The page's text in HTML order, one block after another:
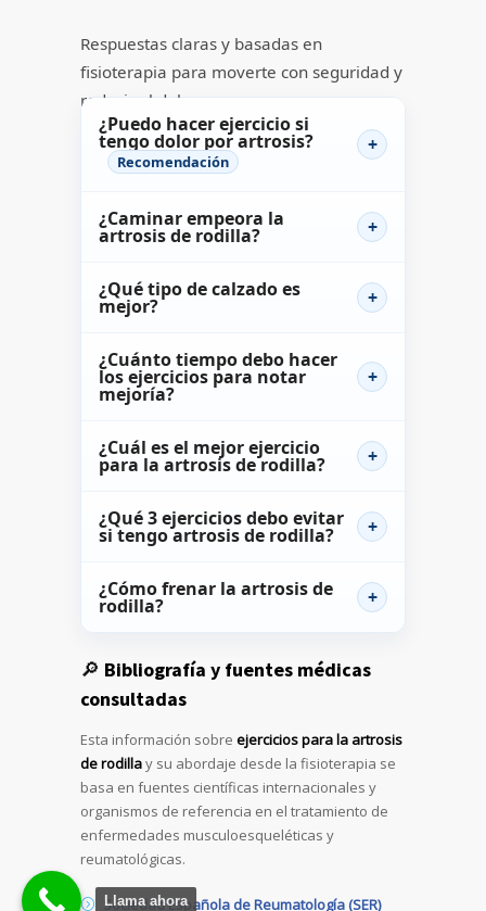
Respuestas claras y basadas en
fisioterapia para moverte con seguridad y
reducir el dolor.
¿Puedo hacer ejercicio si
tengo dolor por artrosis?
Recomendación
¿Caminar empeora la
artrosis de rodilla?
¿Qué tipo de calzado es
mejor?
¿Cuánto tiempo debo hacer
los ejercicios para notar
mejoría?
¿Cuál es el mejor ejercicio
para la artrosis de rodilla?
¿Qué 3 ejercicios debo evitar
si tengo artrosis de rodilla?
¿Cómo frenar la artrosis de
rodilla?
🔎 Bibliografía y fuentes médicas
consultadas
Esta información sobre ejercicios para la artrosis
de rodillay su abordaje desde la fisioterapia se
basa en fuentes científicas internacionales y
organismos de referencia en el tratamiento de
enfermedades musculoesqueléticas y
reumatológicas.
Sociedad Española de Reumatología (SER)
Llama ahora